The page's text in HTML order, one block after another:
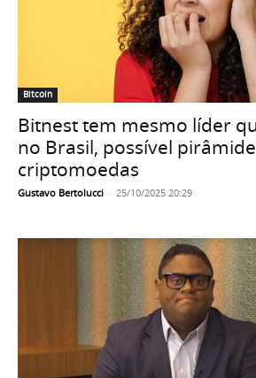
Bitcoin
Bitnest tem mesmo líder
no Brasil, possível
criptomoedas
Gustavo Bertolucci - 25/10/2025 20:29